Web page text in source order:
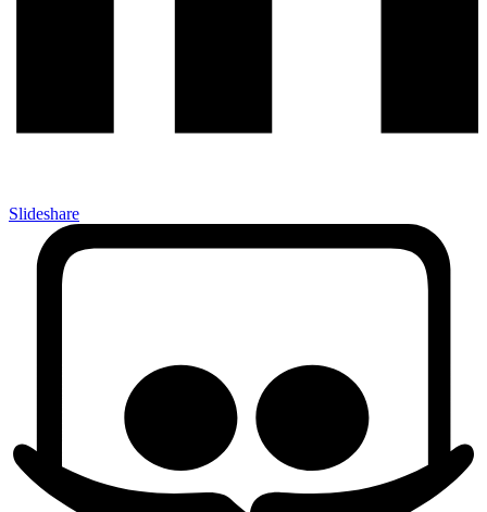
Slideshare